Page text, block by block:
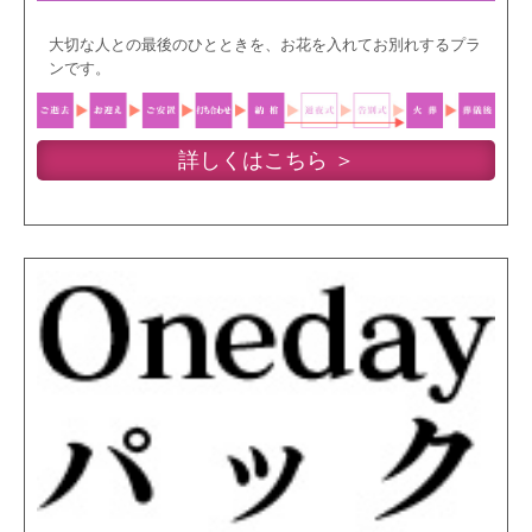
大切な人との最後のひとときを、お花を入れてお別れするプラ
ンです。
詳しくはこちら ＞